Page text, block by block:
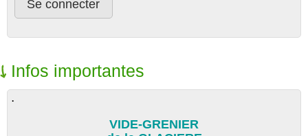
Infos importantes
.
VIDE-GRENIER